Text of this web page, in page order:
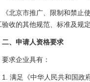
《北京市推广、限制和禁止
收的其他规范、标准及规定
二、申请人资格要求
要求企业具有：
1. 满足《中华人民共和国政